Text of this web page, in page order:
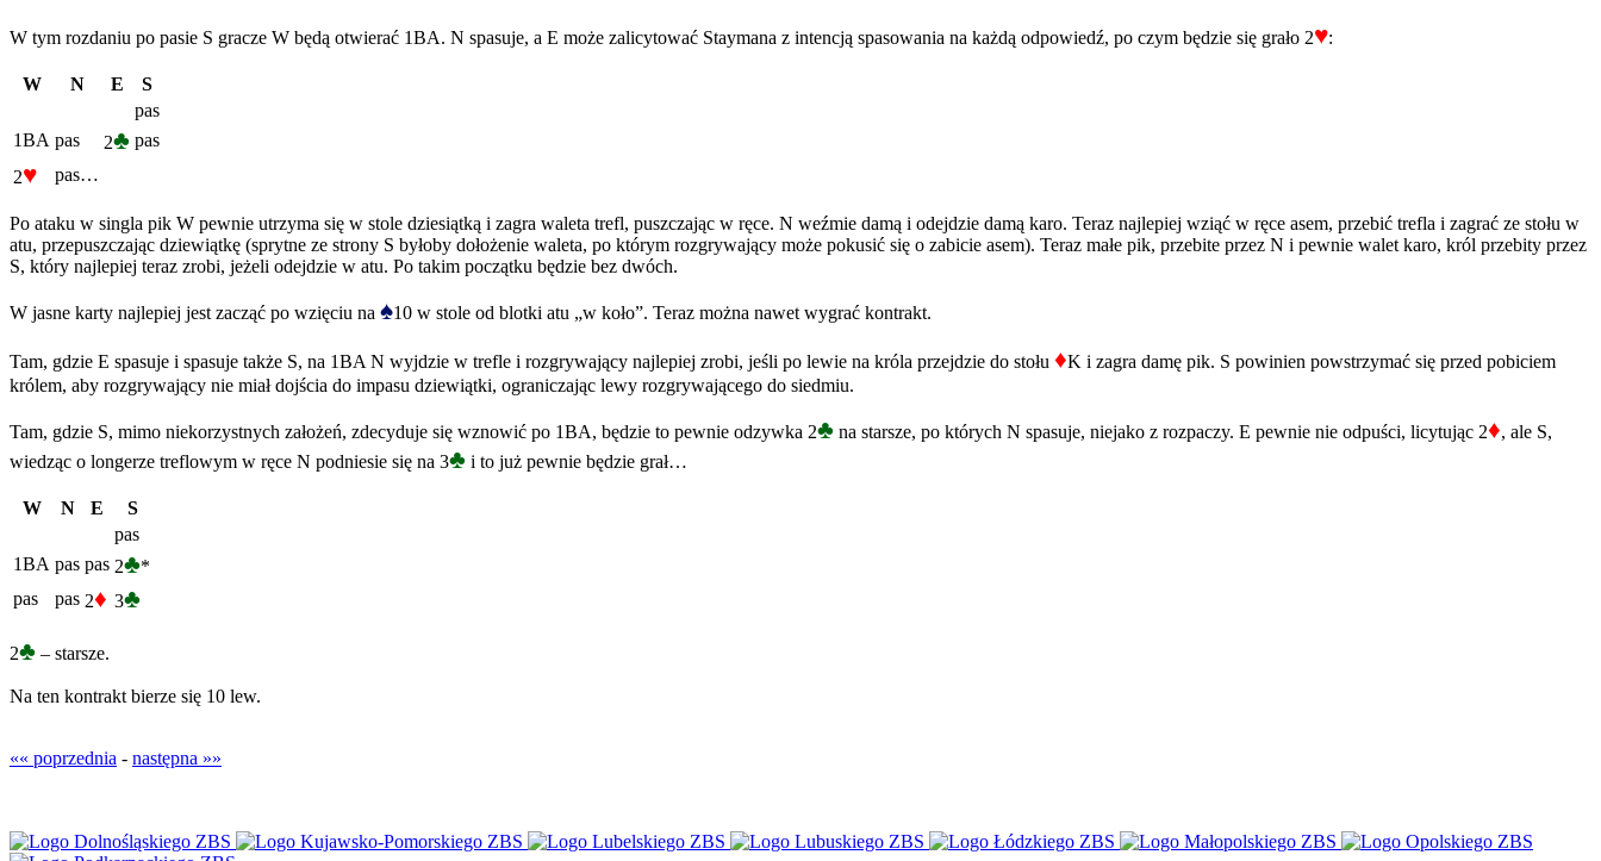
W tym rozdaniu po pasie S gracze W będą otwierać 1BA. N spasuje, a E może zalicytować Staymana z intencją spasowania na każdą odpowiedź, po czym będzie się grało 2♥:
W N E
S
pas
1BA pas 2♣ pas
2♥ pas…
Po ataku w singla pik W pewnie utrzyma się w stole dziesiątką i zagra waleta trefl, puszczając w ręce. N weźmie damą i odejdzie damą karo. Teraz najlepiej wziąć w ręce asem, przebić trefla i zagrać ze stołu w
atu, przepuszczając dziewiątkę (sprytne ze strony S byłoby dołożenie waleta, po którym rozgrywający może pokusić się o zabicie asem). Teraz małe pik, przebite przez N i pewnie walet karo, król przebity przez
S, który najlepiej teraz zrobi, jeżeli odejdzie w atu. Po takim początku będzie bez dwóch.
W jasne karty najlepiej jest zacząć po wzięciu na ♠10 w stole od blotki atu „w koło”. Teraz można nawet wygrać kontrakt.
Tam, gdzie E spasuje i spasuje także S, na 1BA N wyjdzie w trefle i rozgrywający najlepiej zrobi, jeśli po lewie na króla przejdzie do stołu ♦K i zagra damę pik. S powinien powstrzymać się przed pobiciem
królem, aby rozgrywający nie miał dojścia do impasu dziewiątki, ograniczając lewy rozgrywającego do siedmiu.
Tam, gdzie S, mimo niekorzystnych założeń, zdecyduje się wznowić po 1BA, będzie to pewnie odzywka 2♣ na starsze, po których N spasuje, niejako z rozpaczy. E pewnie nie odpuści, licytując 2♦, ale S,
wiedząc o longerze treflowym w ręce N podniesie się na 3♣ i to już pewnie będzie grał…
W N E
S
pas
1BA pas pas 2♣*
pas
pas 2♦ 3♣
2♣ – starsze.
Na ten kontrakt bierze się 10 lew.
«« poprzednia - następna »»